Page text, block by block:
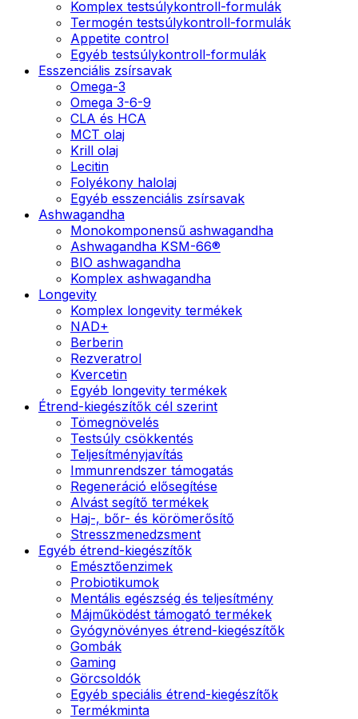
Komplex testsúlykontroll-formulák
Termogén testsúlykontroll-formulák
Appetite control
Egyéb testsúlykontroll-formulák
Esszenciális zsírsavak
Omega-3
Omega 3-6-9
CLA és HCA
MCT olaj
Krill olaj
Lecitin
Folyékony halolaj
Egyéb esszenciális zsírsavak
Ashwagandha
Monokomponensű ashwagandha
Ashwagandha KSM-66®
BIO ashwagandha
Komplex ashwagandha
Longevity
Komplex longevity termékek
NAD+
Berberin
Rezveratrol
Kvercetin
Egyéb longevity termékek
Étrend-kiegészítők cél szerint
Tömegnövelés
Testsúly csökkentés
Teljesítményjavítás
Immunrendszer támogatás
Regeneráció elősegítése
Alvást segítő termékek
Haj-, bőr- és körömerősítő
Stresszmenedzsment
Egyéb étrend-kiegészítők
Emésztőenzimek
Probiotikumok
Mentális egészség és teljesítmény
Májműködést támogató termékek
Gyógynövényes étrend-kiegészítők
Gombák
Gaming
Görcsoldók
Egyéb speciális étrend-kiegészítők
Termékminta